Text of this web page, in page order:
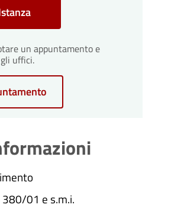
un appuntamento e
uffici.
380/01 e s.m.i.